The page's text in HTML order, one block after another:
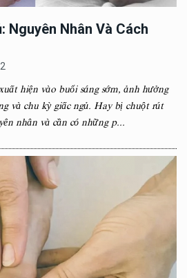
Nguyên Nhân Và Cách
hiện vào buổi sáng sớm, ảnh hưởng
và chu kỳ giấc ngủ. Hay bị chuột rút
nhân và cần có những p...